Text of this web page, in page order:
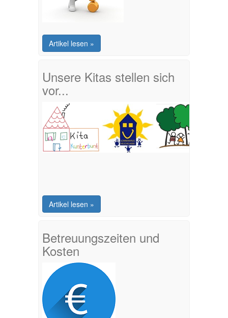
Artikel lesen »
Unsere Kitas stellen sich
vor...
Artikel lesen »
Betreuungszeiten und
Kosten